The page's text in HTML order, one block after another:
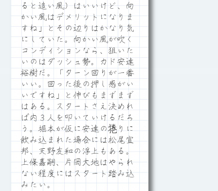
ると追い風）はいいけど、向
かい風はデメリットになりま
すね」とその辺りはかなり気
にしていた。向かい風が吹く
コンディションなら、狙いた
いのはダッシュ勢。カド安達
裕樹だ。「ターン回りが一番
いい。回った後の押し感がい
いですね」と伸びもまずまず
はある。スタートさえ決めれ
ば内３人を叩いていけるだろ
う。堀本が仮に安達の捲りに
飲み込まれた場合には松尾宣
邦、天野友和の浮上もある。
上條嘉嗣、片岡大地はやられ
ない程度にはスタート踏み込
みたい。